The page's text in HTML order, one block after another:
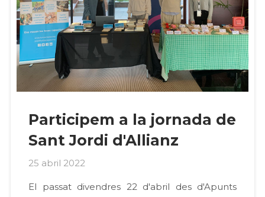
Participem a la jornada de
Sant Jordi d'Allianz
25 abril 2022
El passat divendres 22 d'abril des d'Apunts